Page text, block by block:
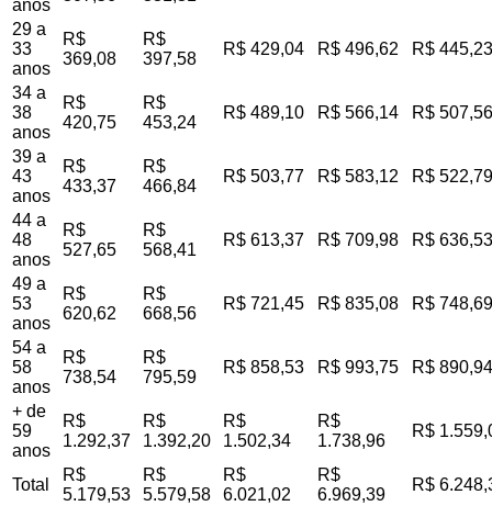
anos
29 a
33
anos
R$
369,08
R$
397,58
R$ 429,04 R$ 496,62 R$ 445,23
34 a
38
anos
R$
420,75
R$
453,24
R$ 489,10 R$ 566,14 R$ 507,56
39 a
43
anos
R$
433,37
R$
466,84
R$ 503,77 R$ 583,12 R$ 522,79
44 a
48
anos
R$
527,65
R$
568,41
R$ 613,37 R$ 709,98 R$ 636,53
49 a
53
anos
R$
620,62
R$
668,56
R$ 721,45 R$ 835,08 R$ 748,69
54 a
58
anos
R$
738,54
R$
795,59
R$ 858,53 R$ 993,75 R$ 890,94
+ de
59
anos
R$
1.292,37
R$
1.392,20
R$
1.502,34
R$
1.738,96
R$
Total
R$
5.179,53
R$
5.579,58
R$
6.021,02
R$
6.969,39
R$